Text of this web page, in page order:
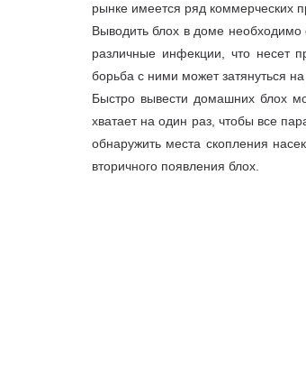
рынке имеется ряд коммерческих
Выводить блох в доме
различные инфекции, что несет
борьба с ними может затянуться
Быстро вывести домашних блох
хватает на один раз, чтобы все
обнаружить места скопления
вторичного появления блох.